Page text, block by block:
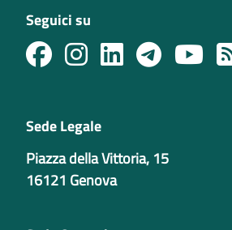
Seguici su
Sede Legale
Piazza della Vittoria, 15
16121 Genova